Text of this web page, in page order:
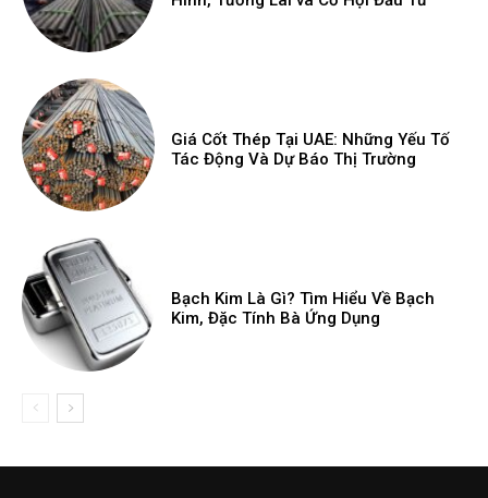
Giá Cốt Thép Tại UAE: Những Yếu Tố
Tác Động Và Dự Báo Thị Trường
Bạch Kim Là Gì? Tìm Hiểu Về Bạch
Kim, Đặc Tính Bà Ứng Dụng